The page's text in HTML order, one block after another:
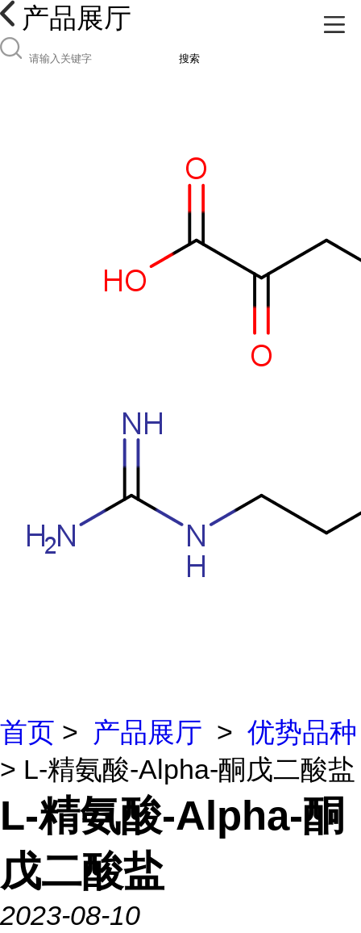
产品展厅
搜索
首页 > 产品展厅 > 优势品种
> L-精氨酸-Alpha-酮戊二酸盐
L-精氨酸-Alpha-酮
戊二酸盐
2023-08-10